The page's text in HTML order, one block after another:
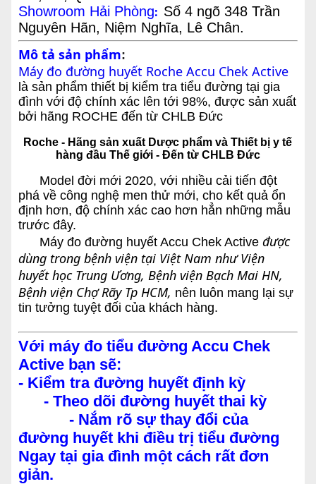
Showroom Hải Phòng: Số 4 ngõ 348 Trần
Nguyên Hãn, Niệm Nghĩa, Lê Chân.
Mô tả sản phẩm:
Máy đo đường huyết Roche Accu Chek Active
là sản phẩm thiết bị kiểm tra tiểu đường tại gia
đình với độ chính xác lên tới 98%, được sản xuất
bởi hãng ROCHE đến từ CHLB Đức
Roche - Hãng sản xuất Dược phẩm và Thiết bị y tế
hàng đầu Thế giới - Đến từ CHLB Đức
Model đời mới 2020, với nhiều cải tiến đột
phá về công nghệ men thử mới, cho kết quả ổn
định hơn, độ chính xác cao hơn hẳn những mẫu
trước đây.
Máy đo đường huyết Accu Chek Active được
dùng trong bệnh viện tại Việt Nam như Viện
huyết học Trung Ương, Bệnh viện Bạch Mai HN,
Bệnh viện Chợ Rãy Tp HCM, nên luôn mang lại sự
tin tưởng tuyệt đối của khách hàng.
Với máy đo tiểu đường Accu Chek
Active bạn sẽ:
- Kiểm tra đường huyết định kỳ
- Theo dõi đường huyết thai kỳ
- Nắm rõ sự thay đổi của
đường huyết khi điều trị tiểu đường
Ngay tại gia đình một cách rất đơn
giản.